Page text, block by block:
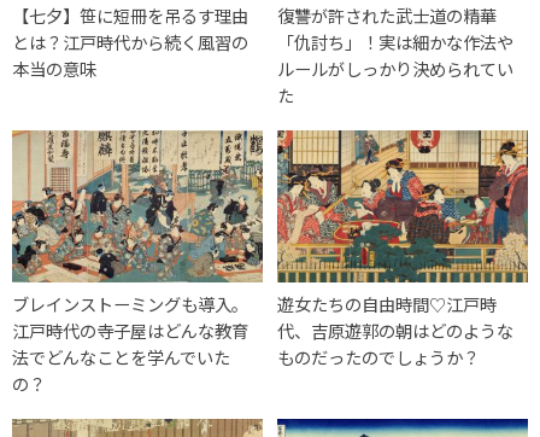
【七夕】笹に短冊を吊るす理由
とは？江戸時代から続く風習の
本当の意味
復讐が許された武士道の精華
「仇討ち」！実は細かな作法や
ルールがしっかり決められてい
た
ブレインストーミングも導入。
江戸時代の寺子屋はどんな教育
法でどんなことを学んでいた
の？
遊女たちの自由時間♡江戸時
代、吉原遊郭の朝はどのような
ものだったのでしょうか？